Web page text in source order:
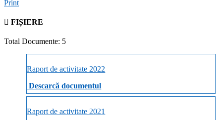
Print
FIȘIERE
Total Documente: 5
Raport de activitate 2022
Descarcă documentul
Raport de activitate 2021